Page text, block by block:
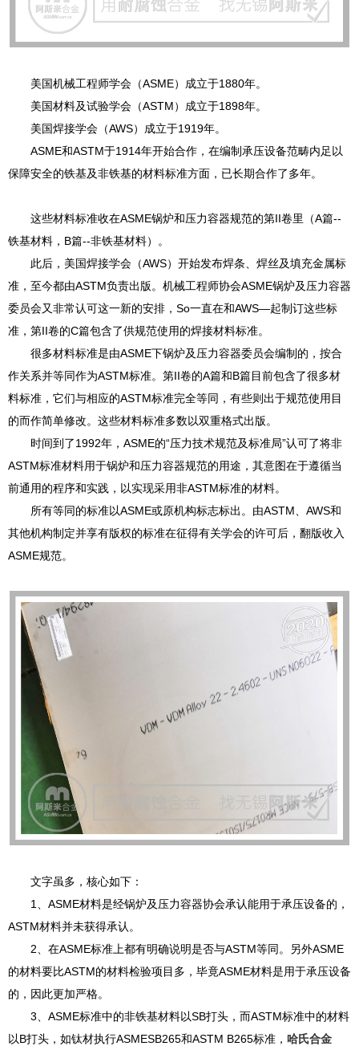
美国机械工程师学会（ASME）成立于1880年。
美国材料及试验学会（ASTM）成立于1898年。
美国焊接学会（AWS）成立于1919年。
ASME和ASTM于1914年开始合作，在编制承压设备范畴内足以
保障安全的铁基及非铁基的材料标准方面，已长期合作了多年。
这些材料标准收在ASME锅炉和压力容器规范的第II卷里（A篇--
铁基材料，B篇--非铁基材料）。
此后，美国焊接学会（AWS）开始发布焊条、焊丝及填充金属标
准，至今都由ASTM负责出版。机械工程师协会ASME锅炉及压力容器
委员会又非常认可这一新的安排，So一直在和AWS—起制订这些标
准，第II卷的C篇包含了供规范使用的焊接材料标准。
很多材料标准是由ASME下锅炉及压力容器委员会编制的，按合
作关系并等同作为ASTM标准。第II卷的A篇和B篇目前包含了很多材
料标准，它们与相应的ASTM标准完全等同，有些则出于规范使用目
的而作简单修改。这些材料标准多数以双重格式出版。
时间到了1992年，ASME的“压力技术规范及标准局”认可了将非
ASTM标准材料用于锅炉和压力容器规范的用途，其意图在于遵循当
前通用的程序和实践，以实现采用非ASTM标准的材料。
所有等同的标准以ASME或原机构标志标出。由ASTM、AWS和
其他机构制定并享有版权的标准在征得有关学会的许可后，翻版收入
ASME规范。
文字虽多，核心如下：
1、ASME材料是经锅炉及压力容器协会承认能用于承压设备的，
ASTM材料并未获得承认。
2、在ASME标准上都有明确说明是否与ASTM等同。另外ASME
的材料要比ASTM的材料检验项目多，毕竟ASME材料是用于承压设备
的，因此更加严格。
3、ASME标准中的非铁基材料以SB打头，而ASTM标准中的材料
以B打头，如钛材执行ASMESB265和ASTM B265标准， 哈氏合金